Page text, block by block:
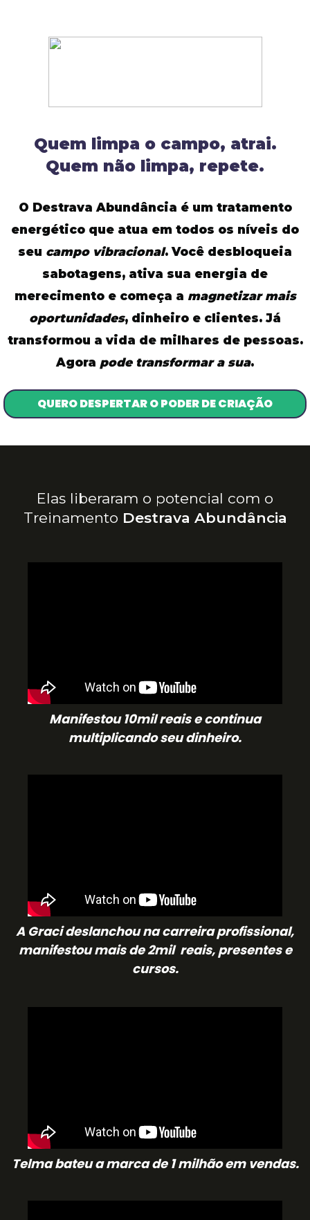
Quem limpa o campo, atrai.
Quem não limpa, repete.
O Destrava Abundância é um tratamento
energético que atua em todos os níveis do
seu campo vibracional. Você desbloqueia
sabotagens, ativa sua energia de
merecimento e começa a magnetizar mais
oportunidades, dinheiro e clientes. Já
transformou a vida de milhares de pessoas.
Agora pode transformar a sua.
QUERO DESPERTAR O PODER DE CRIAÇÃO
Elas liberaram o potencial com o
Treinamento Destrava Abundância
Manifestou 10mil reais e continua
multiplicando seu dinheiro.
A Graci deslanchou na carreira profissional,
manifestou mais de 2mil reais, presentes e
cursos.
Telma bateu a marca de 1 milhão em vendas.